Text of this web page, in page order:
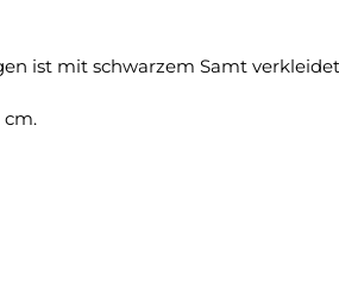
ist mit schwarzem Samt
cm.